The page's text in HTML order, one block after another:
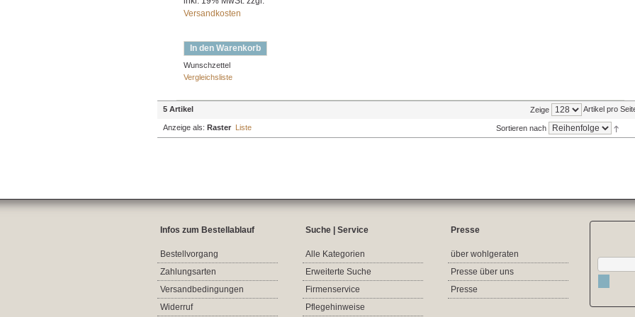
Versandkosten
In den Warenkorb
Wunschzettel
Vergleichsliste
5 Artikel Zeige Artikel pro
Anzeige als: Raster Liste Sortieren nach
Infos zum Bestellablauf
Bestellvorgang
Zahlungsarten
Versandbedingungen
Widerruf
Suche | Service
Alle Kategorien
Erweiterte Suche
Firmenservice
Pflegehinweise
Presse
über wohlgeraten
Presse über uns
Presse